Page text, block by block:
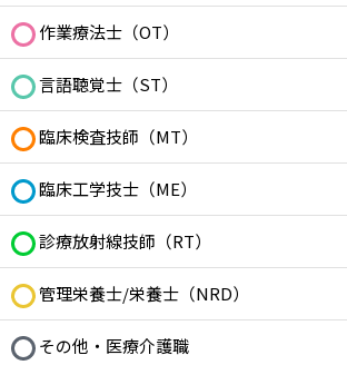
作業療法士（OT）
言語聴覚士（ST）
臨床検査技師（MT）
臨床工学技士（ME）
診療放射線技師（RT）
管理栄養士/栄養士（NRD）
その他・医療介護職